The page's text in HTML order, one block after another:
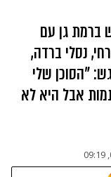
ברמת גן עם
נסלי ברדה,
"הסוכן שלי
אבל היא לא